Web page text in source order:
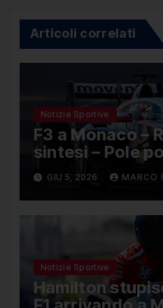
Articoli correlati
Notizie Sportive
F3 a Monaco –
sintesi – Pole
Nael, Bruno del
GIU 5, 2026 MARCO
Notizie Sportive
Hamilton